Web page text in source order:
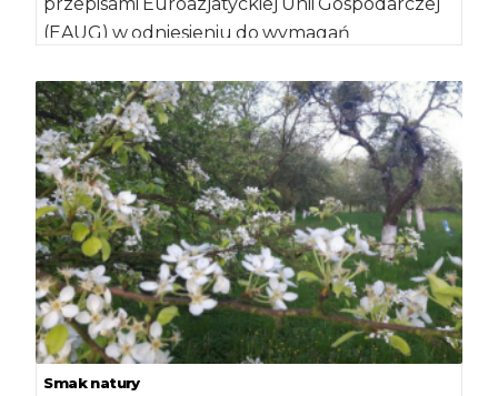
(EAUG) w odniesieniu do wymagań
Smak natury